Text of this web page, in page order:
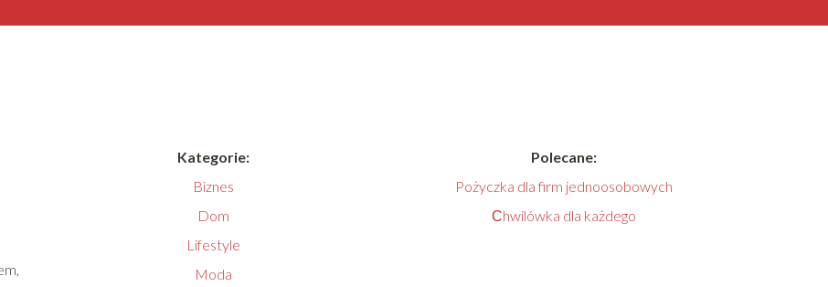
Kategorie:
Biznes
Dom
Lifestyle
Moda
Polecane:
Pożyczka dla firm jednoosobowych
Сhwilówka dla każdego